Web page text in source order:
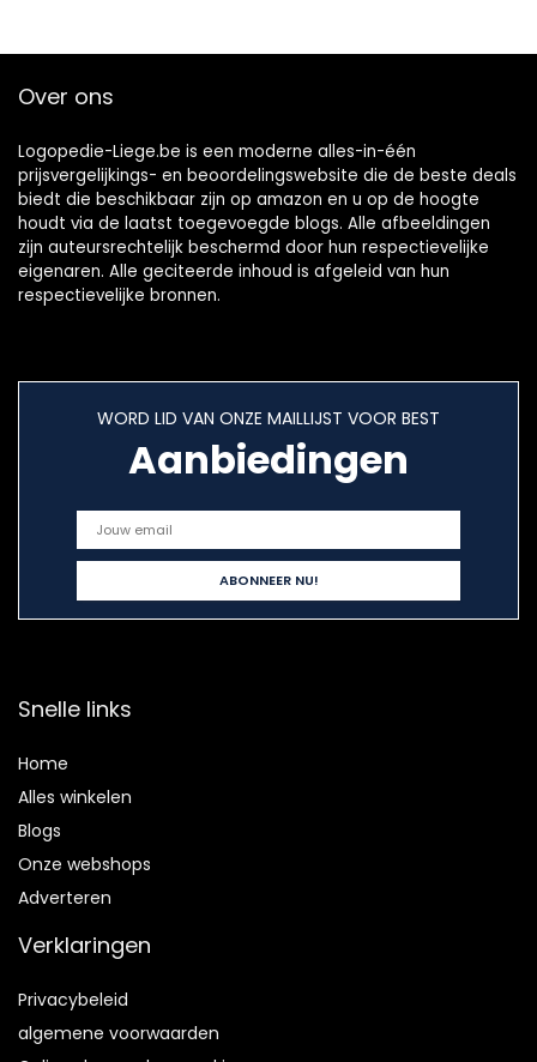
Over ons
Logopedie-Liege.be is een moderne alles-in-één
prijsvergelijkings- en beoordelingswebsite die de beste deals
biedt die beschikbaar zijn op amazon en u op de hoogte
houdt via de laatst toegevoegde blogs. Alle afbeeldingen
zijn auteursrechtelijk beschermd door hun respectievelijke
eigenaren. Alle geciteerde inhoud is afgeleid van hun
respectievelijke bronnen.
WORD LID VAN ONZE MAILLIJST VOOR BEST
Aanbiedingen
Snelle links
Home
Alles winkelen
Blogs
Onze webshops
Adverteren
Verklaringen
Privacybeleid
algemene voorwaarden